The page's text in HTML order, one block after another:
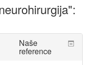
Preskoči
Naše
reference
Naše
reference